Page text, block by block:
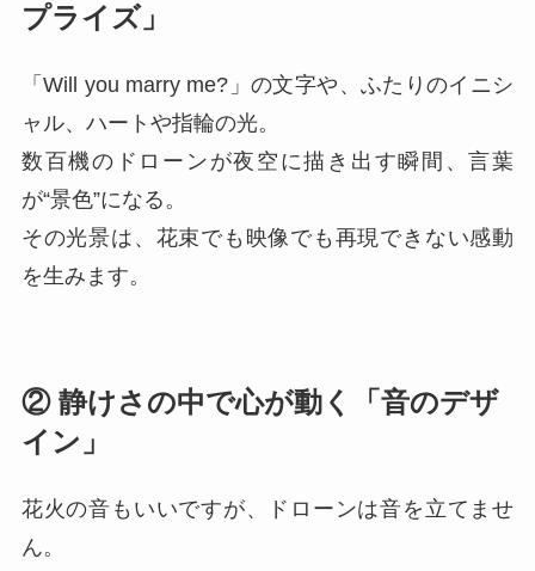
プライズ」
「Will you marry me?」の文字や、ふたりのイニシ
ャル、ハートや指輪の光。
数百機のドローンが夜空に描き出す瞬間、言葉
が“景色”になる。
その光景は、花束でも映像でも再現できない感動
を生みます。
② 静けさの中で心が動く「音のデザ
イン」
花火の音もいいですが、ドローンは音を立てませ
ん。